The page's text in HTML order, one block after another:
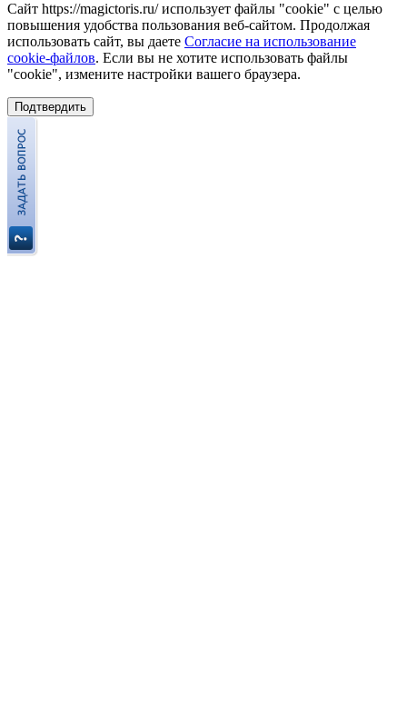
Сайт https://magictoris.ru/ использует файлы "cookie" с целью
повышения удобства пользования веб-сайтом. Продолжая
использовать сайт, вы даете Согласие на использование
cookie-файлов. Если вы не хотите использовать файлы
"cookie", измените настройки вашего браузера.
Подтвердить